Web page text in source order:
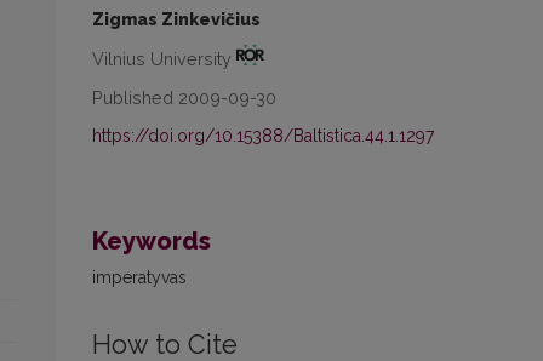
Zigmas Zinkevičius
Vilnius University
Published 2009-09-30
https://doi.org/10.15388/Baltistica.44.1.1297
Keywords
imperatyvas
How to Cite